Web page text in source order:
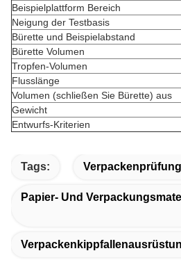
Beispielplattform Bereich
Neigung der Testbasis
Bürette und Beispielabstand
Bürette Volumen
Tropfen-Volumen
Flusslänge
Volumen (schließen Sie Bürette) aus
Gewicht
Entwurfs-Kriterien
Tags:
Papier- Und